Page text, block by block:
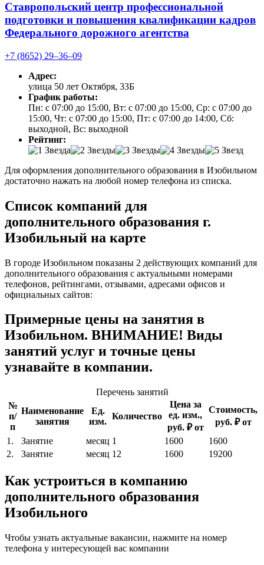
Ставропольский центр профессиональной
подготовки и повышения квалификации кадров
Федерального дорожного агентства
+7 (8652) 29‒36‒09
Адрес:
улица 50 лет Октября, 33Б
График работы:
Пн: с 07:00 до 15:00, Вт: с 07:00 до 15:00, Ср: с 07:00 до
15:00, Чт: с 07:00 до 15:00, Пт: с 07:00 до 14:00, Сб:
выходной, Вс: выходной
Рейтинг:
Для оформления дополнительного образования в Изобильном
достаточно нажать на любой номер телефона из списка.
Список компаний для
дополнительного образования г.
Изобильный на карте
В городе Изобильном показаны 2 действующих компаний для
дополнительного образования с актуальными номерами
телефонов, рейтингами, отзывами, адресами офисов и
официальных сайтов:
Примерные цены на занятия в
Изобильном. ВНИМАНИЕ! Виды
занятий услуг и точные цены
узнавайте в компании.
Перечень занятий
№
п/
п
Наименование
занятия
Ед.
изм.
Количество
Цена за
ед. изм.,
руб. ₽ от
Стоимость,
руб. ₽ от
1.
Занятие месяц 1 1600
1600
2.
Занятие месяц 12 1600 19200
Как устроиться в компанию
дополнительного образования
Изобильного
Чтобы узнать актуальные вакансии, нажмите на номер
телефона у интересующей вас компании